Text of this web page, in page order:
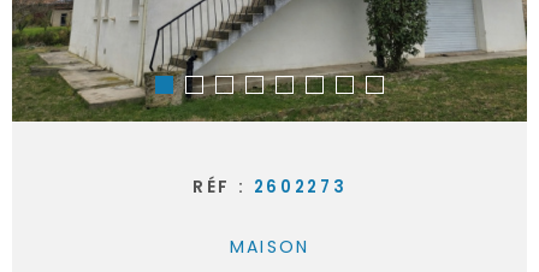
RÉF : 2602273
MAISON